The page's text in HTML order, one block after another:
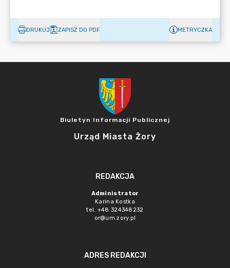
DRUKUJ ZAPISZ DO PDF METRYCZKA
Biuletyn Informacji Publicznej
Urząd Miasta Żory
REDAKCJA
Administrator
Karina Kostka
tel. +48 324348232
or@um.zory.pl
ADRES REDAKCJI